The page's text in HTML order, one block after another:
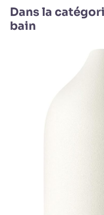
Dans la
bain